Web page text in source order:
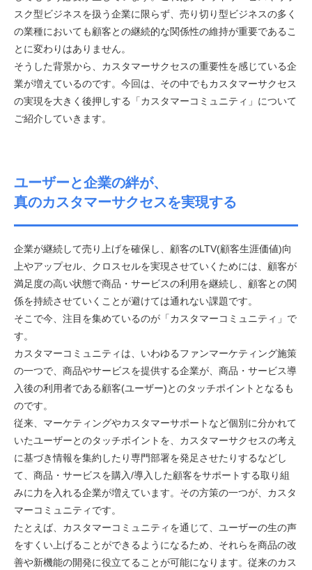
スク型ビジネスを扱う企業に限らず、売り切り型ビジネスの多く
の業種においても顧客との継続的な関係性の維持が重要であるこ
とに変わりはありません。
そうした背景から、カスタマーサクセスの重要性を感じている企
業が増えているのです。今回は、その中でもカスタマーサクセス
の実現を大きく後押しする「カスタマーコミュニティ」について
ご紹介していきます。
ユーザーと企業の絆が、
真のカスタマーサクセスを実現する
企業が継続して売り上げを確保し、顧客のLTV(顧客生涯価値)向
上やアップセル、クロスセルを実現させていくためには、顧客が
満足度の高い状態で商品・サービスの利用を継続し、顧客との関
係を持続させていくことが避けては通れない課題です。
そこで今、注目を集めているのが「カスタマーコミュニティ」で
す。
カスタマーコミュニティは、いわゆるファンマーケティング施策
の一つで、商品やサービスを提供する企業が、商品・サービス導
入後の利用者である顧客(ユーザー)とのタッチポイントとなるも
のです。
従来、マーケティングやカスタマーサポートなど個別に分かれて
いたユーザーとのタッチポイントを、カスタマーサクセスの考え
に基づき情報を集約したり専門部署を発足させたりするなどし
て、商品・サービスを購入/導入した顧客をサポートする取り組
みに力を入れる企業が増えています。その方策の一つが、カスタ
マーコミュニティです。
たとえば、カスタマーコミュニティを通じて、ユーザーの生の声
をすくい上げることができるようになるため、それらを商品の改
善や新機能の開発に役立てることが可能になります。従来のカス